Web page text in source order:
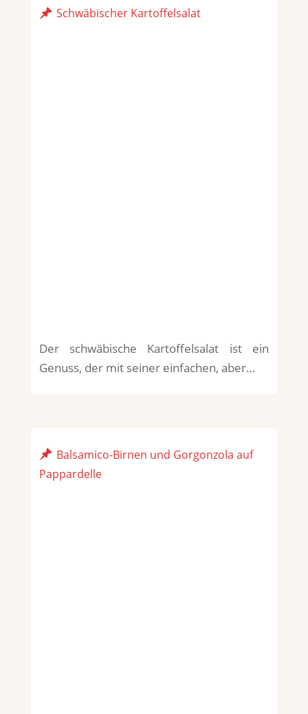
Schwäbischer Kartoffelsalat
Der schwäbische Kartoffelsalat ist ein
Genuss, der mit seiner einfachen, aber…
Balsamico-Birnen und Gorgonzola auf
Pappardelle